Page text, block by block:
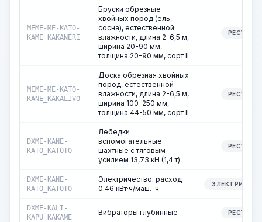
MEME-ME-KATO-
KAME_KAKANERI
Бруски обрезные
хвойных пород (ель,
сосна), естественной
влажности, длина 2-6,5 м,
ширина 20-90 мм,
толщина 20-90 мм, сорт II
РЕСУРС
MEME-ME-KATO-
KANE_KAKALIVO
Доска обрезная хвойных
пород, естественной
влажности, длина 2-6,5 м,
ширина 100-250 мм,
толщина 44-50 мм, сорт II
РЕСУРС
DXME-KANE-
KATO_KATOTO
Лебедки
вспомогательные
шахтные с тяговым
усилием 13,73 кН (1,4 т)
РЕСУРС
DXME-KANE-
KATO_KATOTO
Электричество: расход
0.46 кВт·ч/маш.-ч
DXME-KALI-
KAPU_KAKAME
Вибраторы глубинные РЕСУРС